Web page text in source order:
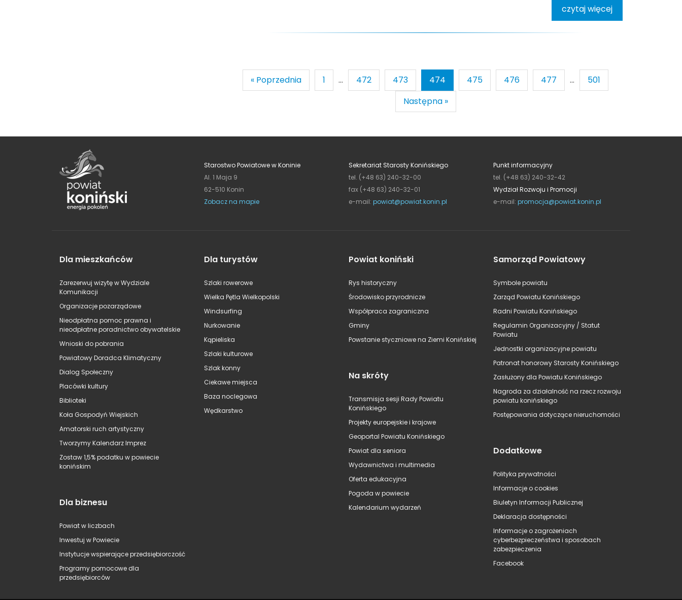
czytaj więcej
« Poprzednia 1 ... 472 473 474 475 476 477 ...
501
Następna »
Starostwo Powiatowe w Koninie
Al. 1 Maja 9
62-510 Konin
Zobacz na mapie
Sekretariat Starosty Konińskiego
tel. (+48 63) 240-32-00
fax (+48 63) 240-32-01
e-mail: powiat@powiat.konin.pl
Punkt informacyjny
tel. (+48 63) 240-32-42
Wydział Rozwoju i Promocji
e-mail: promocja@powiat.konin.pl
Dla mieszkańców
Zarezerwuj wizytę w Wydziale
Komunikacji
Organizacje pozarządowe
Nieodpłatna pomoc prawna i
nieodpłatne poradnictwo obywatelskie
Wnioski do pobrania
Powiatowy Doradca Klimatyczny
Dialog Społeczny
Placówki kultury
Biblioteki
Koła Gospodyń Wiejskich
Amatorski ruch artystyczny
Tworzymy Kalendarz Imprez
Zostaw 1,5% podatku w powiecie
konińskim
Dla biznesu
Powiat w liczbach
Inwestuj w Powiecie
Instytucje wspierające przedsiębiorczość
Programy pomocowe dla
przedsiębiorców
Dla turystów
Szlaki rowerowe
Wielka Pętla Wielkopolski
Windsurfing
Nurkowanie
Kąpieliska
Szlaki kulturowe
Szlak konny
Ciekawe miejsca
Baza noclegowa
Wędkarstwo
Powiat koniński
Rys historyczny
Środowisko przyrodnicze
Współpraca zagraniczna
Gminy
Powstanie styczniowe na Ziemi Konińskiej
Na skróty
Transmisja sesji Rady Powiatu
Konińskiego
Projekty europejskie i krajowe
Geoportal Powiatu Konińskiego
Powiat dla seniora
Wydawnictwa i multimedia
Oferta edukacyjna
Pogoda w powiecie
Kalendarium wydarzeń
Samorząd Powiatowy
Symbole powiatu
Zarząd Powiatu Konińskiego
Radni Powiatu Konińskiego
Regulamin Organizacyjny / Statut
Powiatu
Jednostki organizacyjne powiatu
Patronat honorowy Starosty Konińskiego
Zasłużony dla Powiatu Konińskiego
Nagroda za działalność na rzecz rozwoju
powiatu konińskiego
Postępowania dotyczące nieruchomości
Dodatkowe
Polityka prywatności
Informacje o cookies
Biuletyn Informacji Publicznej
Deklaracja dostępności
Informacje o zagrożeniach
cyberbezpieczeństwa i sposobach
zabezpieczenia
Facebook